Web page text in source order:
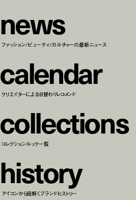
news
ファッション/ビューティ/カルチャーの最新ニュース
calendar
クリエイターによる日替わりレコメンド
collections
コレクションルック一覧
history
アイコンから紐解くブランドヒストリー